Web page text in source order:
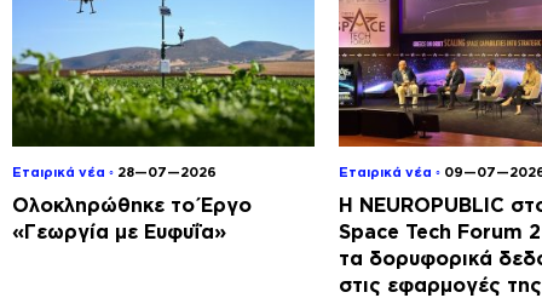
Εταιρικά νέα ◦ 28—07—2026
Ολοκληρώθηκε το Έργο
«Γεωργία με Ευφυΐα»
Εταιρικά νέα ◦
Η NEUROPUBLIC
Space Tech Forum
τα δορυφορικά
στις εφαρμογές της